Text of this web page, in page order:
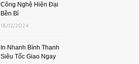
Công Nghệ Hiện Đại
Bền Bỉ
18/12/2024
In Nhanh Bình Thạnh
Siêu Tốc Giao Ngay